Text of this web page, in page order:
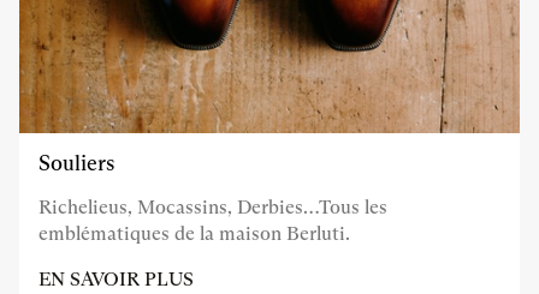
Souliers
Richelieus, Mocassins, Derbies…Tous les
emblématiques de la maison Berluti.
EN SAVOIR PLUS